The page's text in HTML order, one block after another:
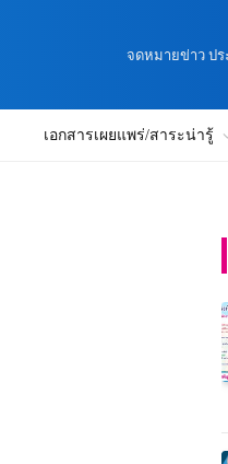
จดหมายข่าว ป
เอกสารเผยแพร่/สาระน่ารู้